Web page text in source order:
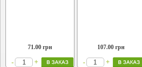
71.00грн
- +
107.00 грн
- +